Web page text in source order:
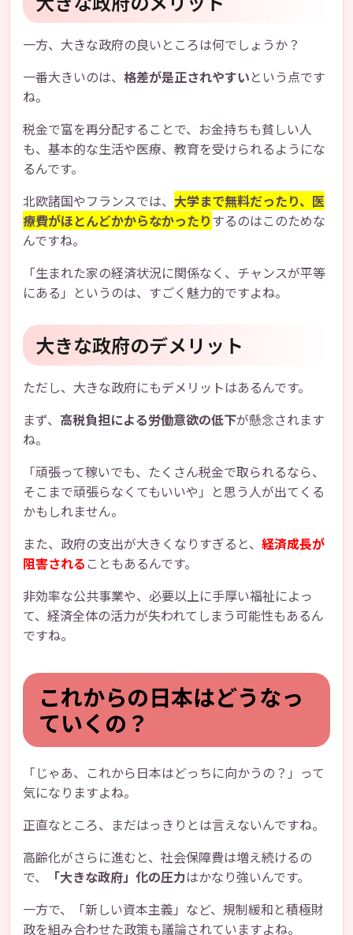
一方、大きな政府の良いところは何でしょうか？
一番大きいのは、 格差が是正されやすいという点です
ね。
税金で富を再分配することで、お金持ちも貧しい人
も、基本的な生活や医療、教育を受けられるようにな
るんです。
北欧諸国やフランスでは、 大学まで無料だったり、医
療費がほとんどかからなかったりするのはこのためな
んですね。
「生まれた家の経済状況に関係なく、チャンスが平等
にある」というのは、すごく魅力的ですよね。
大きな政府のデメリット
ただし、大きな政府にもデメリットはあるんです。
まず、 高税負担による労働意欲の低下が懸念されます
ね。
「頑張って稼いでも、たくさん税金で取られるなら、
そこまで頑張らなくてもいいや」と思う人が出てくる
かもしれません。
また、政府の支出が大きくなりすぎると、 経済成長が
阻害される こともあるんです。
非効率な公共事業や、必要以上に手厚い福祉によっ
て、経済全体の活力が失われてしまう可能性もあるん
ですね。
これからの日本はどうなっ
ていくの？
「じゃあ、これから日本はどっちに向かうの？」って
気になりますよね。
正直なところ、まだはっきりとは言えないんですね。
高齢化がさらに進むと、社会保障費は増え続けるの
で、
「大きな政府」化の圧力はかなり強いんです。
一方で、「新しい資本主義」など、規制緩和と積極財
政を組み合わせた政策も議論されていますよね。